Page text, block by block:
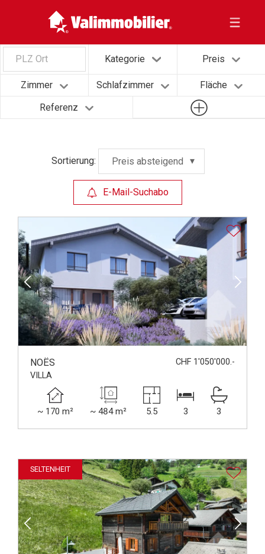
Kategorie
PLZ Ort Preis
Zimmer Schlafzimmer
Fläche
Referenz
Sortierung: Preis absteigend
E-Mail-Suchabo
NOËS
CHF 1'050'000.-
VILLA
~ 170 m² ~ 484 m² 5.5 3 3
SELTENHEIT